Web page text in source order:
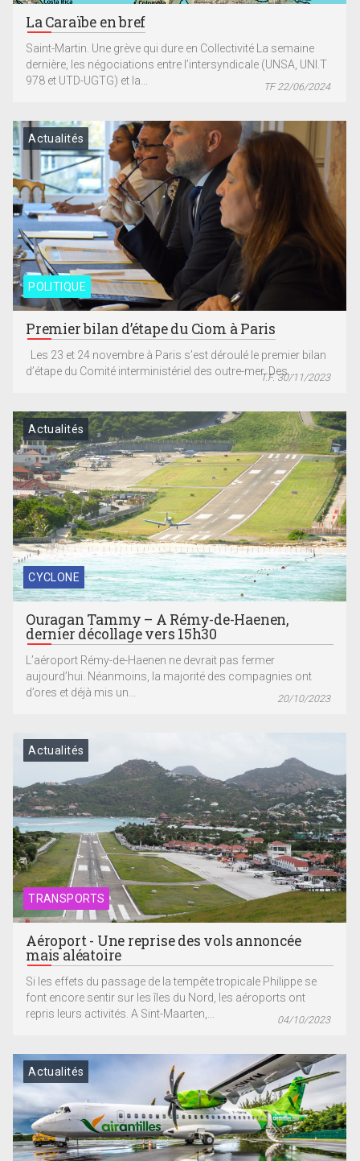
La Caraïbe en bref
Saint-Martin. Une grève qui dure en Collectivité La semaine
dernière, les négociations entre l’intersyndicale (UNSA, UNI.T
978 et UTD-UGTG) et la...
TF 22/06/2024
POLITIQUE
Actualités
Premier bilan d’étape du Ciom à Paris
Les 23 et 24 novembre à Paris s’est déroulé le premier bilan
d’étape du Comité interministériel des outre-mer. Des...T.F. 30/11/2023
CYCLONE
Actualités
Ouragan Tammy – A Rémy-de-Haenen,
dernier décollage vers 15h30
L’aéroport Rémy-de-Haenen ne devrait pas fermer
aujourd’hui. Néanmoins, la majorité des compagnies ont
d’ores et déjà mis un...
20/10/2023
TRANSPORTS
Actualités
Aéroport - Une reprise des vols annoncée
mais aléatoire
Si les effets du passage de la tempête tropicale Philippe se
font encore sentir sur les îles du Nord, les aéroports ont
repris leurs activités. A Sint-Maarten,...
04/10/2023
Actualités